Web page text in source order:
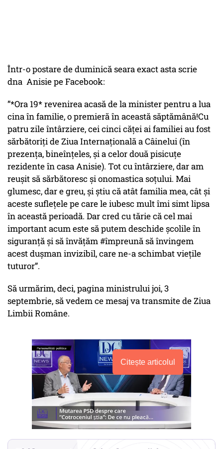
Într-o postare de duminică seara exact asta scrie
dna Anisie pe Facebook:
”*Ora 19* revenirea acasă de la minister pentru a lua
cina în familie, o premieră în această săptămână!Cu
patru zile întârziere, cei cinci căței ai familiei au fost
sărbătoriți de Ziua Internațională a Câinelui (în
prezența, bineînțeles, și a celor două pisicuțe
rezidente în casa Anisie). Tot cu întârziere, dar am
reușit să sărbătoresc și onomastica soțului. Mai
glumesc, dar e greu, și știu că atât familia mea, cât și
aceste suflețele pe care le iubesc mult îmi simt lipsa
în această perioadă. Dar cred cu tărie că cel mai
important acum este să putem deschide școlile în
siguranță și să învățăm #împreună să învingem
acest dușman invizibil, care ne-a schimbat viețile
tuturor”.
Să urmărim, deci, pagina ministrului joi, 3
septembrie, să vedem ce mesaj va transmite de Ziua
Limbii Române.
Citește articolul